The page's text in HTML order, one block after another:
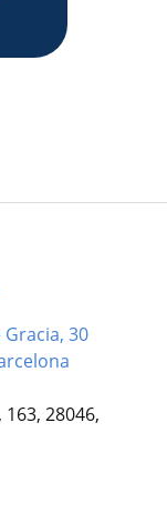
Gracia, 30
163, 28046,